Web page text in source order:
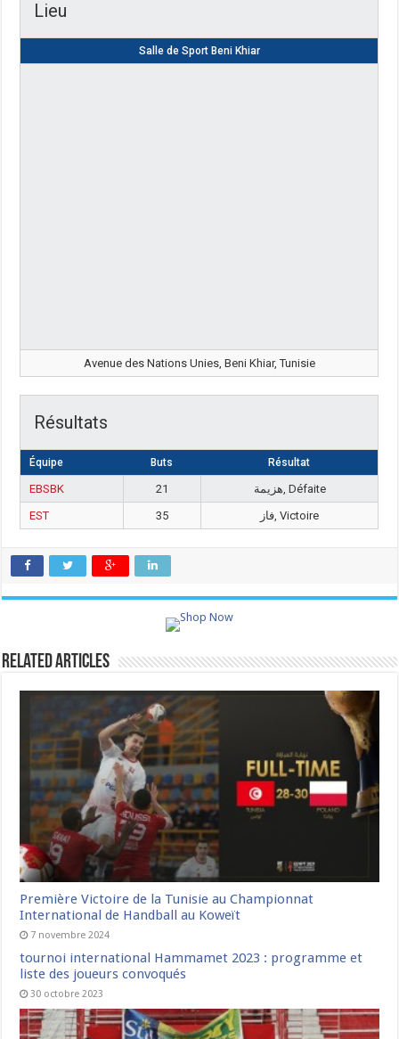
Lieu
Salle de Sport Beni Khiar
Avenue des Nations Unies, Beni Khiar, Tunisie
Résultats
Équipe Buts Résultat
EBSBK 21
هزيمة, Défaite
EST
35 فاز, Victoire
Related Articles
Première Victoire de la Tunisie au Championnat
International de Handball au Koweït
7 novembre 2024
tournoi international Hammamet 2023 : programme et
liste des joueurs convoqués
30 octobre 2023